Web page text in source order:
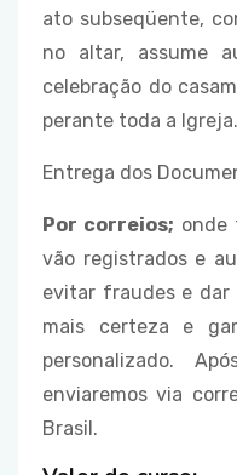
ato subseqüente,
no altar, assume
celebração do
perante toda a Igreja.
Entrega dos
Por correios; onde
vão registrados e
evitar fraudes e dar
mais certeza e
personalizado.
enviaremos via
Brasil.